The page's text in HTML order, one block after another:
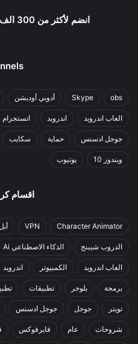
انضم لأكثر من 300 الف مشترك علي اليوتيوب
obs
Skype أدوبي أوديشن
العاب اندرويد اندرويد انستجرام
جوجل ادسنس حماية سكايب
ويندوز 10 يوتيوب
اقسام
Character Animator
VPN أبل
الدروب شيبنج الذكاء الاصطناعي Ai
العاب اندرويد الكمبيوتر اندرويد
برمجة بلوجر تطبيقات
تويتر جوجل جوجل ادسنس
شروحات عام فايرفوكس